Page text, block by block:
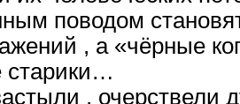
поводом
, а «чёрные
старики…
, очерствели